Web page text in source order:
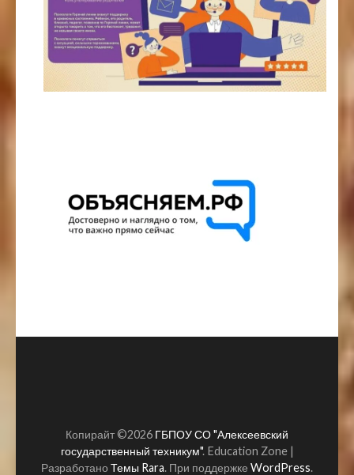
Копирайт ©2026 ГБПОУ СО "Алексеевский
государственный техникум". Education Zone |
Разработано Темы Rara. При поддержке WordPress.